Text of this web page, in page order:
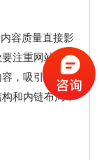
容质量直接影
注重网站内容
，吸引更多用
和内链布局，